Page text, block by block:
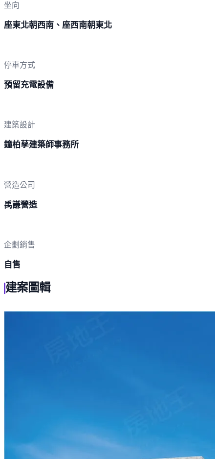
坐向
座東北朝西南、座西南朝東北
停車方式
預留充電設備
建築設計
鐘柏孶建築師事務所
營造公司
禹謙營造
企劃銷售
自售
建案圖輯